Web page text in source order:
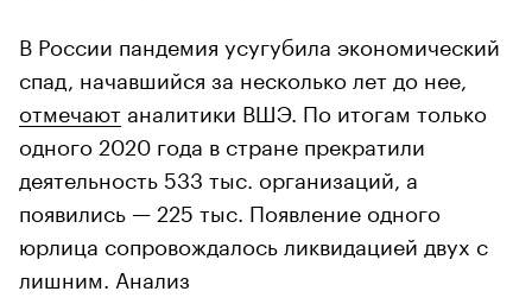
В России пандемия усугубила экономический
спад, начавшийся за несколько лет до нее,
отмечаютаналитики ВШЭ. По итогам только
одного 2020 года в стране прекратили
деятельность 533 тыс. организаций, а
появились — 225 тыс. Появление одного
юрлица сопровождалось ликвидацией двух с
лишним. Анализ